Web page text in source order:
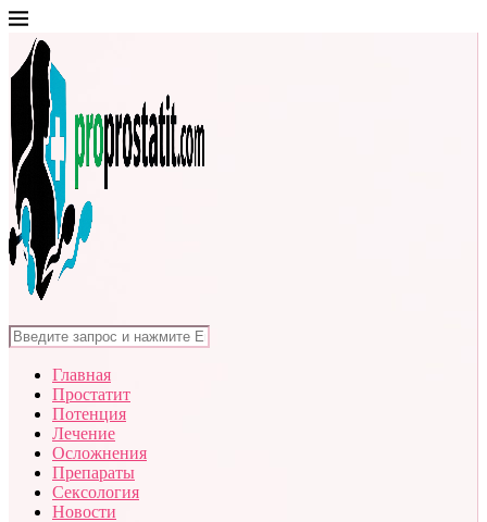
Главная
Простатит
Потенция
Лечение
Осложнения
Препараты
Сексология
Новости